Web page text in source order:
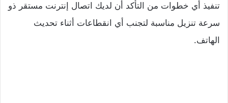
تنفيذ أي خطوات من التأكد أن لديك اتصال إنترنت مستقر ذو
سرعة تنزيل مناسبة لتجنب أي انقطاعات أثناء تحديث
الهاتف.